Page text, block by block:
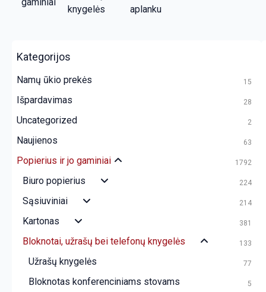
knygelės
aplanku
Kategorijos
Namų ūkio prekės 15
Išpardavimas 28
Uncategorized 2
Naujienos 63
Popierius ir jo gaminiai 1792
Biuro popierius 224
Sąsiuviniai 214
Kartonas 381
Bloknotai, užrašų bei telefonų knygelės 133
Užrašų knygelės 77
Bloknotas konferenciniams stovams 5